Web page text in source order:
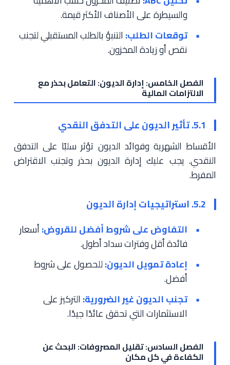
والسيطرة على الأصناف الأكثر قيمة.
توقعات الطلب: التنبؤ بالطلب المستقبلي لتجنب
نقص أو زيادة المخزون.
الفصل الخامس: إدارة الديون: التعامل بحذر مع
الالتزامات المالية
5.1. تأثير الديون على التدفق النقدي
الأقساط الشهرية وفوائد الديون تؤثر سلبًا على التدفق
النقدي. يجب عليك إدارة الديون بحذر وتجنب الاقتراض
المفرط.
5.2. استراتيجيات إدارة الديون
التفاوض على شروط أفضل للقروض:أسعار
فائدة أقل وفترات سداد أطول.
إعادة تمويل الديون:للحصول على شروط
أفضل.
تجنب الديون غير الضرورية: التركيز على
الاستثمارات التي تحقق عائدًا جيدًا.
الفصل السادس: تقليل المصروفات: البحث عن
الكفاءة في كل مكان